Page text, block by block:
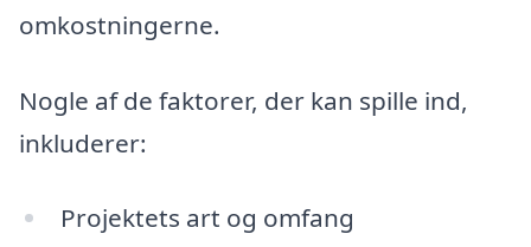
omkostningerne.
Nogle af de faktorer, der kan spille ind,
inkluderer:
Projektets art og omfang